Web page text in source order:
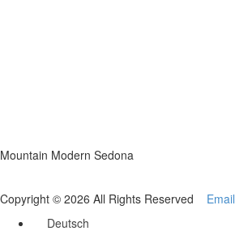
Mountain Modern Sedona
Copyright © 2026 All Rights Reserved Email
Deutsch